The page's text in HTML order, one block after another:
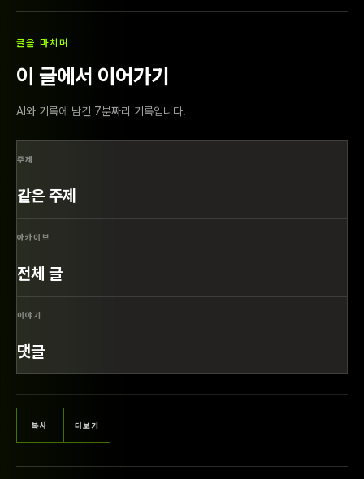
글을 마치며
이 글에서 이어가기
AI와 기록에 남긴 7분짜리 기록입니다.
주제
같은 주제
아카이브
전체 글
이야기
댓글
복사 더보기